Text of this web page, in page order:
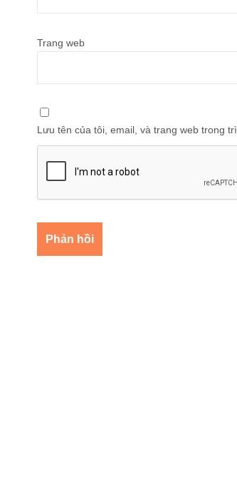
Trang web
Lưu tên của tôi, email, và trang web trong